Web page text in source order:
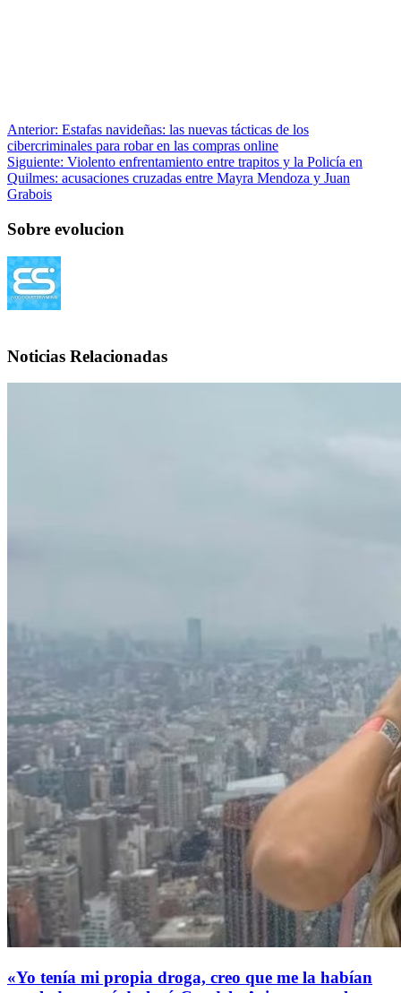
Anterior: Estafas navideñas: las nuevas tácticas de los
cibercriminales para robar en las compras online
Siguiente: Violento enfrentamiento entre trapitos y la Policía en
Quilmes: acusaciones cruzadas entre Mayra Mendoza y Juan
Grabois
Sobre evolucion
Noticias Relacionadas
«Yo tenía mi propia droga, creo que me la habían